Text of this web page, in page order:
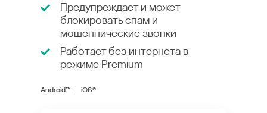
Предупреждает и может
блокировать спам и
мошеннические звонки
Работает без интернета в
режиме Premium
Android™ iOS®